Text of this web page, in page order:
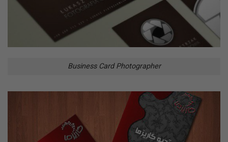
Business Card Photographer